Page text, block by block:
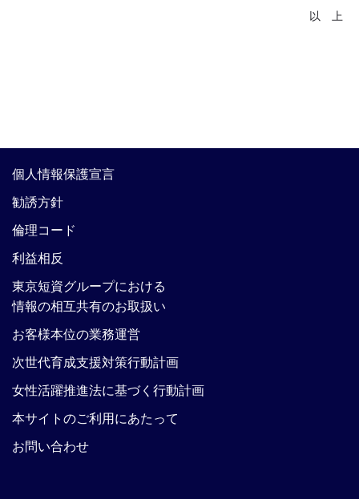
以 上
個人情報保護宣言
勧誘方針
倫理コード
利益相反
東京短資グループにおける
情報の相互共有のお取扱い
お客様本位の業務運営
次世代育成支援対策行動計画
女性活躍推進法に基づく行動計画
本サイトのご利用にあたって
お問い合わせ